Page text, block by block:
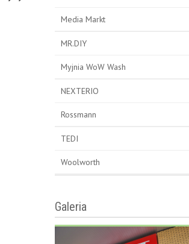
Media Markt
MR.DIY
Myjnia WoW Wash
NEXTERIO
Rossmann
TEDI
Woolworth
Galeria